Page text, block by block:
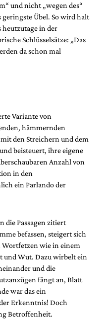
und nicht „wegen des“
Übel. So wird halt
heutzutage in der
Schlüsselsätze: „Das
da schon mal
Variante von
hämmernden
mit den Streichern und dem
beisteuert, ihre eigene
Anzahl von
in den
ein Parlando der
die Passagen zitiert
befassen, steigert sich
Wortfetzen wie in einem
und Wut. Dazu wirbelt ein
und die
fängt an, Blatt
war das ein
Erkenntnis! Doch
Betroffenheit.